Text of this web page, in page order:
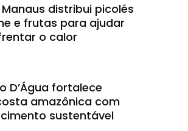
distribui picolés
e frutas para ajudar
o calor
D’Água fortalece
amazônica com
sustentável